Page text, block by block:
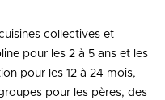
collectives et
pour les 2 à 5 ans et les
pour les 12 à 24 mois,
pour les pères, des